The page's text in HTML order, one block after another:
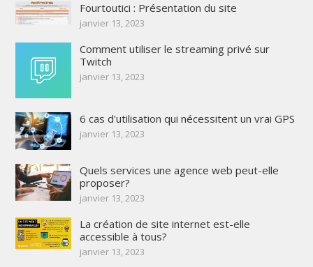
Fourtoutici : Présentation du site
janvier 13, 2023
Comment utiliser le streaming privé sur
Twitch
janvier 13, 2023
6 cas d'utilisation qui nécessitent un vrai GPS
janvier 13, 2023
Quels services une agence web peut-elle
proposer?
janvier 13, 2023
La création de site internet est-elle
accessible à tous?
janvier 13, 2023